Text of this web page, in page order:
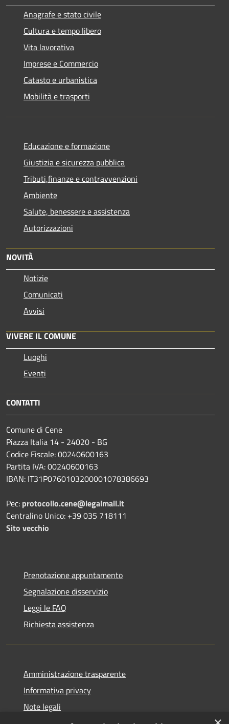
Anagrafe e stato civile
Cultura e tempo libero
Vita lavorativa
Imprese e Commercio
Catasto e urbanistica
Mobilità e trasporti
Educazione e formazione
Giustizia e sicurezza pubblica
Tributi,finanze e contravvenzioni
Ambiente
Salute, benessere e assistenza
Autorizzazioni
NOVITÀ
Notizie
Comunicati
Avvisi
VIVERE IL COMUNE
Luoghi
Eventi
CONTATTI
Comune di Cene
Piazza Italia 14 - 24020 - BG
Codice Fiscale: 00240600163
Partita IVA: 00240600163
IBAN: IT31P0760103200001078386693
Pec: protocollo.cene@legalmail.it
Centralino Unico: +39 035 718111
Sito vecchio
Prenotazione appuntamento
Segnalazione disservizio
Leggi le FAQ
Richiesta assistenza
Amministrazione trasparente
Informativa privacy
Note legali